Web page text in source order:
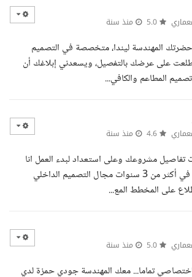
منذ سنة
المهندسة ليندا، متخصصة في التصميم
على عرضك بالتفصيل، ويسعدني إبلاغك أن
المطاعم والكافي...
منذ سنة
تفاصيل مشروعك وعلى استعداد لبدء العمل انا
مهندس معماري خبره في أكثر من 3 سنوات مجال التصميم الداخلي
منذ سنة
تماما... معك المهندسة جودي حمزة لدي